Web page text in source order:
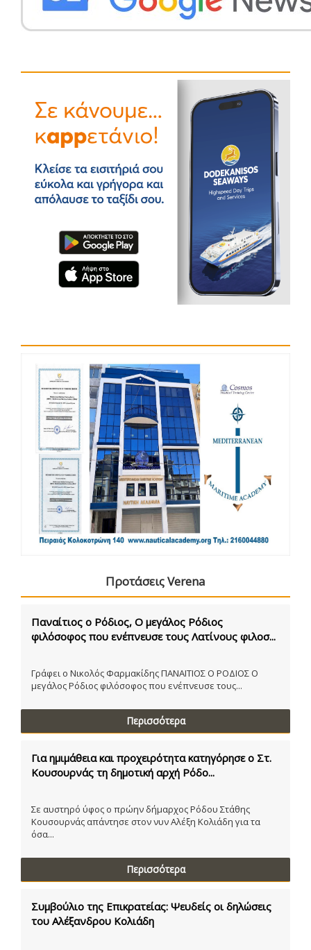
Προτάσεις Verena
Παναίτιος ο Ρόδιος, Ο μεγάλος Ρόδιος
φιλόσοφος που ενέπνευσε τους Λατίνους φιλοσ...
Γράφει ο Νικολός Φαρμακίδης ΠΑΝΑΙΤΙΟΣ Ο ΡΟΔΙΟΣ Ο
μεγάλος Ρόδιος φιλόσοφος που ενέπνευσε τους...
Περισσότερα
Για ημιμάθεια και προχειρότητα κατηγόρησε ο Στ.
Κουσουρνάς τη δημοτική αρχή Ρόδο...
Σε αυστηρό ύφος ο πρώην δήμαρχος Ρόδου Στάθης
Κουσουρνάς απάντησε στον νυν Αλέξη Κολιάδη για τα
όσα...
Περισσότερα
Συμβούλιο της Επικρατείας: Ψευδείς οι δηλώσεις
του Αλέξανδρου Κολιάδη